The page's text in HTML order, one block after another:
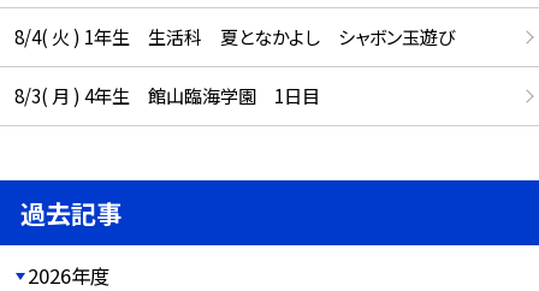
8/4( 火 ) 1年生 生活科 夏となかよし シャボン玉遊び
8/3( 月 ) 4年生 館山臨海学園 1日目
過去記事
2026年度